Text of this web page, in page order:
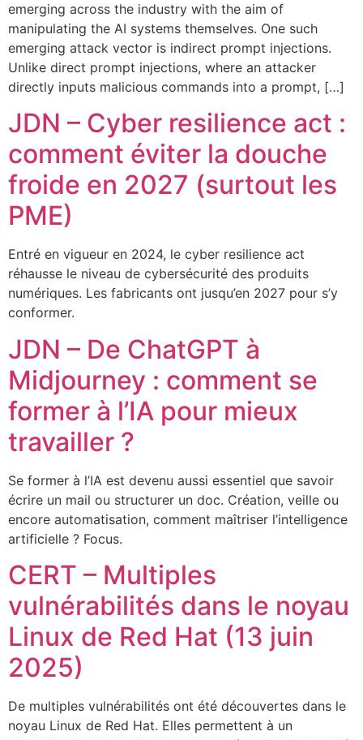
emerging across the industry with the aim of
manipulating the AI systems themselves. One such
emerging attack vector is indirect prompt injections.
Unlike direct prompt injections, where an attacker
directly inputs malicious commands into a prompt, […]
JDN – Cyber resilience act :
comment éviter la douche
froide en 2027 (surtout les
PME)
Entré en vigueur en 2024, le cyber resilience act
réhausse le niveau de cybersécurité des produits
numériques. Les fabricants ont jusqu’en 2027 pour s’y
conformer.
JDN – De ChatGPT à
Midjourney : comment se
former à l’IA pour mieux
travailler ?
Se former à l’IA est devenu aussi essentiel que savoir
écrire un mail ou structurer un doc. Création, veille ou
encore automatisation, comment maîtriser l’intelligence
artificielle ? Focus.
CERT – Multiples
vulnérabilités dans le noyau
Linux de Red Hat (13 juin
2025)
De multiples vulnérabilités ont été découvertes dans le
noyau Linux de Red Hat. Elles permettent à un